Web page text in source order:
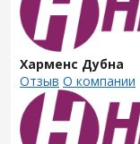
Харменс Дубна
Отзыв О компании